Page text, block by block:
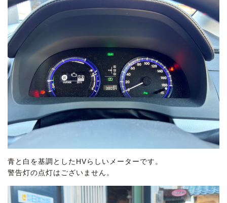
青と白を基調としたHVらしいメーターです。
警告灯の点灯はございません。